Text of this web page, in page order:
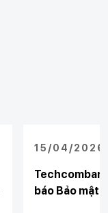
15/04/2026
báo Bảo mật